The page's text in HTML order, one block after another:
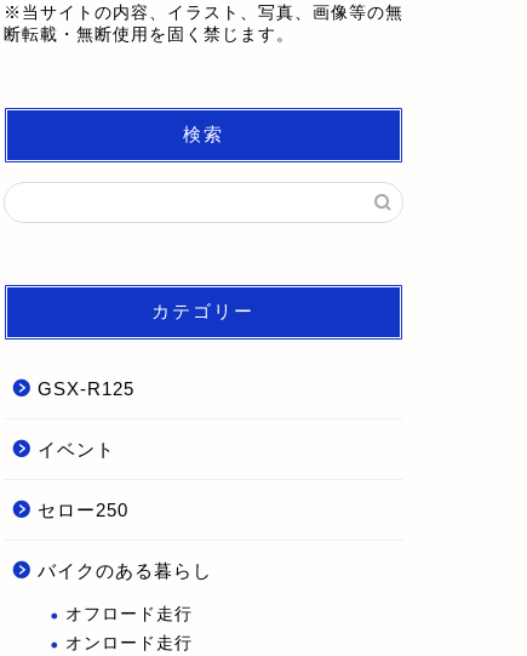
※当サイトの内容、イラスト、写真、画像等の無
断転載・無断使用を固く禁じます。
検索
カテゴリー
GSX-R125
イベント
セロー250
バイクのある暮らし
オフロード走行
オンロード走行